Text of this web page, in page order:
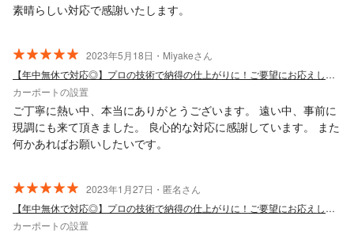
素晴らしい対応で感謝いたします。
2023年5月18日・Miyakeさん
【年中無休で対応◎】プロの技術で納得の仕上がりに！ご要望にお応えします！
カーポートの設置
ご丁寧に熱い中、本当にありがとうございます。 遠い中、事前に
現調にも来て頂きました。 良心的な対応に感謝しています。 また
何かあればお願いしたいです。
2023年1月27日・匿名さん
【年中無休で対応◎】プロの技術で納得の仕上がりに！ご要望にお応えします！
カーポートの設置